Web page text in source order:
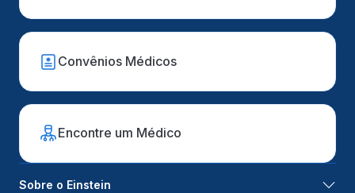
Convênios Médicos
Encontre um Médico
Sobre o Einstein